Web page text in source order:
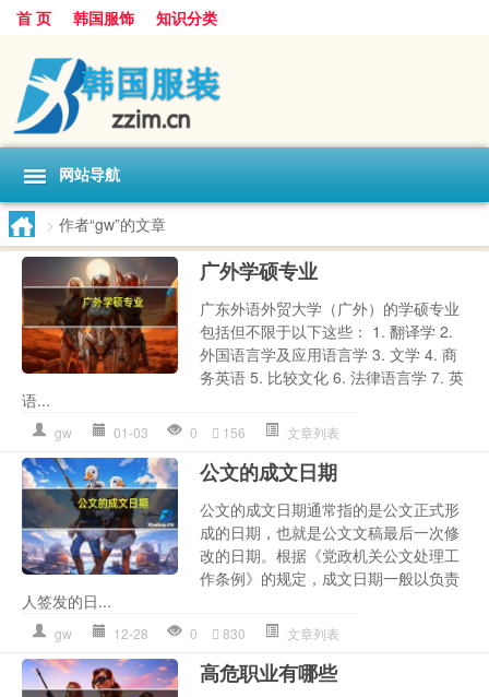
首 页 韩国服饰 知识分类
网站导航
> 作者“gw”的文章
广外学硕专业
广东外语外贸大学（广外）的学硕专业
包括但不限于以下这些： 1. 翻译学 2.
外国语言学及应用语言学 3. 文学 4. 商
务英语 5. 比较文化 6. 法律语言学 7. 英
语...
gw 01-03 0 156 文章列表
公文的成文日期
公文的成文日期通常指的是公文正式形
成的日期，也就是公文文稿最后一次修
改的日期。根据《党政机关公文处理工
作条例》的规定，成文日期一般以负责
人签发的日...
gw 12-28 0 830 文章列表
高危职业有哪些